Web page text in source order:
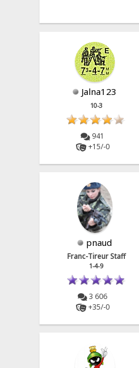
Jalna123
10-3
941
+15/-0
pnaud
Franc-Tireur Staff
1-4-9
3 606
+35/-0